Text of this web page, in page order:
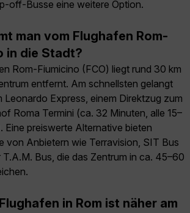
off-Busse eine weitere Option.
man vom Flughafen Rom-
in die Stadt?
Rom-Fiumicino (FCO) liegt rund 30 km
entfernt. Am schnellsten gelangt
Leonardo Express, einem Direktzug zum
Roma Termini (ca. 32 Minuten, alle 15–
Eine preiswerte Alternative bieten
von Anbietern wie Terravision, SIT Bus
Bus, die das Zentrum in ca. 45–60
in Rom ist näher am